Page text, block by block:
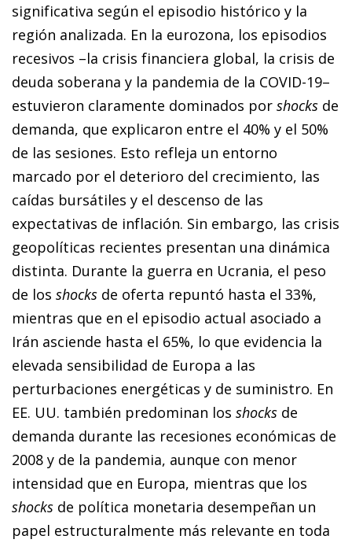
significativa según el episodio histórico y la
región analizada. En la eurozona, los episodios
recesivos –la crisis financiera global, la crisis de
deuda soberana y la pandemia de la COVID-19–
estuvieron claramente dominados por shocks de
demanda, que explicaron entre el 40% y el 50%
de las sesiones. Esto refleja un entorno
marcado por el deterioro del crecimiento, las
caídas bursátiles y el descenso de las
expectativas de inflación. Sin embargo, las crisis
geopolíticas recientes presentan una dinámica
distinta. Durante la guerra en Ucrania, el peso
de los shocks de oferta repuntó hasta el 33%,
mientras que en el episodio actual asociado a
Irán asciende hasta el 65%, lo que evidencia la
elevada sensibilidad de Europa a las
perturbaciones energéticas y de suministro. En
EE. UU. también predominan los shocks de
demanda durante las recesiones económicas de
2008 y de la pandemia, aunque con menor
intensidad que en Europa, mientras que los
shocks de política monetaria desempeñan un
papel estructuralmente más relevante en toda